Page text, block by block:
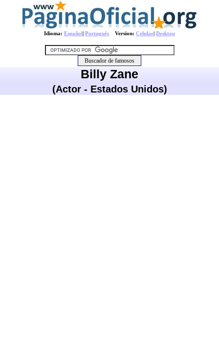
Idioma: Español| Português Version: Celular| Desktop
Billy Zane
(Actor - Estados Unidos)